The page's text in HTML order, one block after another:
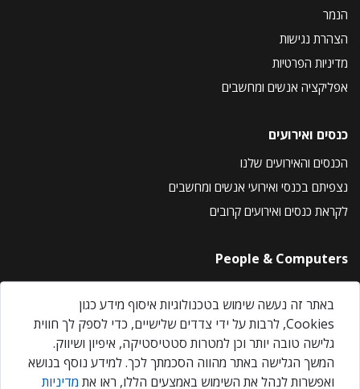
הנמר
הצהרת נגישות
מדיניות הפרטיות
אפליקציה אנשים ומחשבים
כנסים ואירועים
הכנסים והאירועים שלנו
נצפיתם בכנסי ואירועי אנשים ומחשבים
לקראת כנסים ואירועים קרובים
People & Computers
About Us
Privacy Policy
Contact Us
Our Events
באתר זה נעשה שימוש בטכנולוגיות איסוף מידע כגון
Cookies, לרבות על ידי צדדים שלישיים, כדי לספק לך חווית
גלישה טובה יותר וכן למטרות סטטיסטיקה, איפיון ושיווק.
המשך הגלישה באתר מהווה הסכמתך לכך. למידע נוסף בנושא
ואפשרות לנהל את השימוש באמצעים הללו, ראו את מדיניות